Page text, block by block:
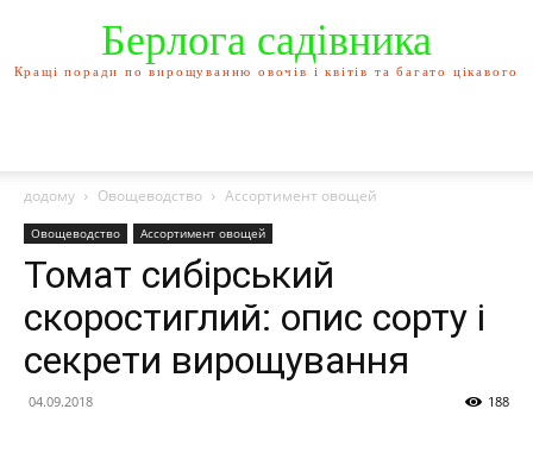
Берлога садівника
Кращі поради по вирощуванню овочів і квітів та багато цікавого
додому Овощеводство Ассортимент овощей
Овощеводство Ассортимент овощей
Томат сибірський
скоростиглий: опис сорту і
секрети вирощування
04.09.2018 188